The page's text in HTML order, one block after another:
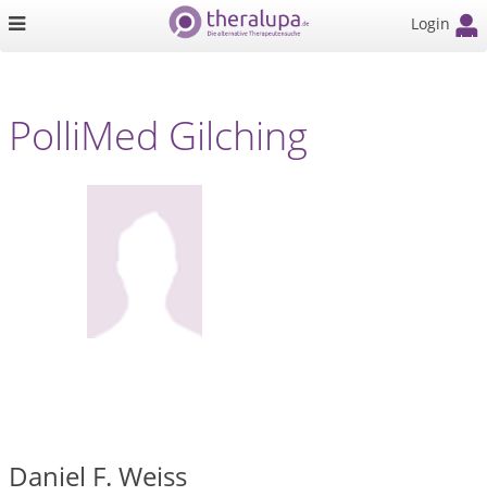
Login
PolliMed Gilching
Daniel F. Weiss